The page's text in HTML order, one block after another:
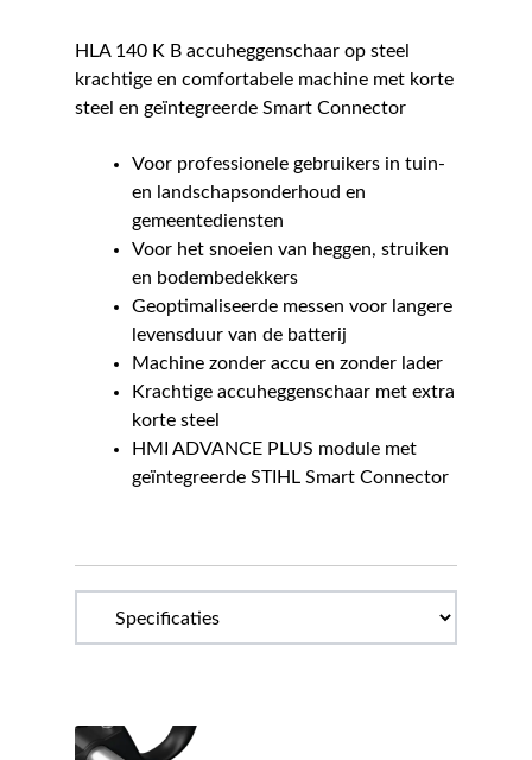
HLA 140 K B accuheggenschaar op steel
krachtige en comfortabele machine met korte
steel en geïntegreerde Smart Connector
Voor professionele gebruikers in tuin-
en landschapsonderhoud en
gemeentediensten
Voor het snoeien van heggen, struiken
en bodembedekkers
Geoptimaliseerde messen voor langere
levensduur van de batterij
Machine zonder accu en zonder lader
Krachtige accuheggenschaar met extra
korte steel
HMI ADVANCE PLUS module met
geïntegreerde STIHL Smart Connector